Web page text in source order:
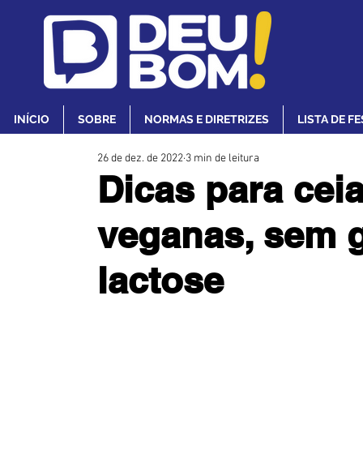
INÍCIO SOBRE NORMAS E DIRETRIZES LISTA DE
Dicas para
veganas, sem
lactose
26 de dez. de 2022 3 min de leitura